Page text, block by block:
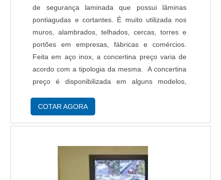
de segurança laminada que possui lâminas
pontiagudas e cortantes. É muito utilizada nos
muros, alambrados, telhados, cercas, torres e
portões em empresas, fábricas e comércios.
Feita em aço inox, a concertina preço varia de
acordo com a tipologia da mesma. A concertina
preço é disponibilizada em alguns modelos,
espirais é indicada para uso em locais d....
COTAR AGORA